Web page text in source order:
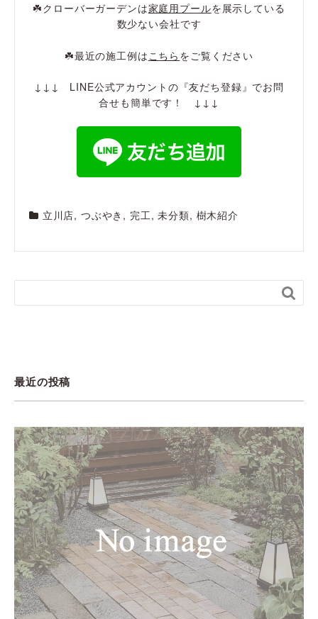
☘️クローバーガーデンは家庭用プールを展示している
数少ない会社です
☘️最近の施工例は こちら をご覧ください
↓↓↓ LINE公式アカウントの『友だち登録』でお問
合せも簡単です！ ↓↓↓
立川店, つぶやき , 完工,未分類, 樹木紹介

最近の投稿